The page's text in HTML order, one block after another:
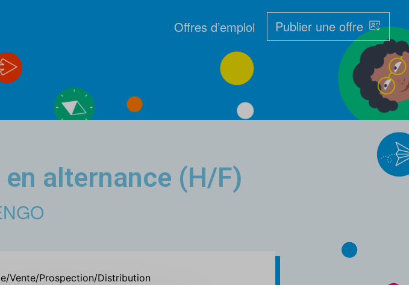
Offres d’emploi Publier une offre
alternance (H/F)
Vente/Prospection/Distribution